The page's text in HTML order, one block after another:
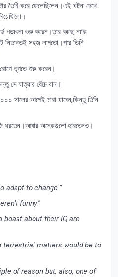
তৈরি করে ফেলেছিলেন।এই ঘটনা দেখে
পড়াশুনা শুরু করেন।তার কাছে নাকি
নিতান্তই সহজ লাগতো।পরে তিনি
ভুগতে শুরু করেন।
সে যাত্রায় বেঁচে যান।
সালের আগেই মারা যাবেন,কিন্তু তিনি
ধরতেন।আবার অনেকগুলো হারতেনও।
adapt to change.”
funny.”
boast about their IQ are
terrestrial matters would be to
of reason but, also, one of